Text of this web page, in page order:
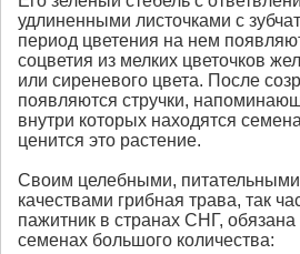
удлиненными листочками с
период цветения на нем
соцветия из мелких цветочков
или сиреневого цвета. После
появляются стручки,
внутри которых находятся
ценится это растение.
Своим целебными,
качествами грибная трава, так
пажитник в странах СНГ,
семенах большого количества: